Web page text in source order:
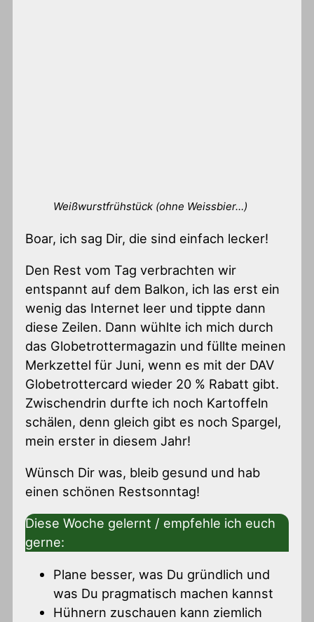
Weißwurstfrühstück (ohne Weissbier…)
Boar, ich sag Dir, die sind einfach lecker!
Den Rest vom Tag verbrachten wir
entspannt auf dem Balkon, ich las erst ein
wenig das Internet leer und tippte dann
diese Zeilen. Dann wühlte ich mich durch
das Globetrottermagazin und füllte meinen
Merkzettel für Juni, wenn es mit der DAV
Globetrottercard wieder 20 % Rabatt gibt.
Zwischendrin durfte ich noch Kartoffeln
schälen, denn gleich gibt es noch Spargel,
mein erster in diesem Jahr!
Wünsch Dir was, bleib gesund und hab
einen schönen Restsonntag!
Diese Woche gelernt / empfehle ich euch
gerne:
Plane besser, was Du gründlich und
was Du pragmatisch machen kannst
Hühnern zuschauen kann ziemlich